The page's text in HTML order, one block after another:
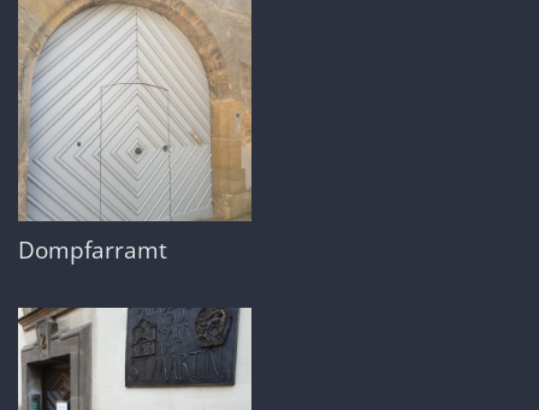
Dompfarramt